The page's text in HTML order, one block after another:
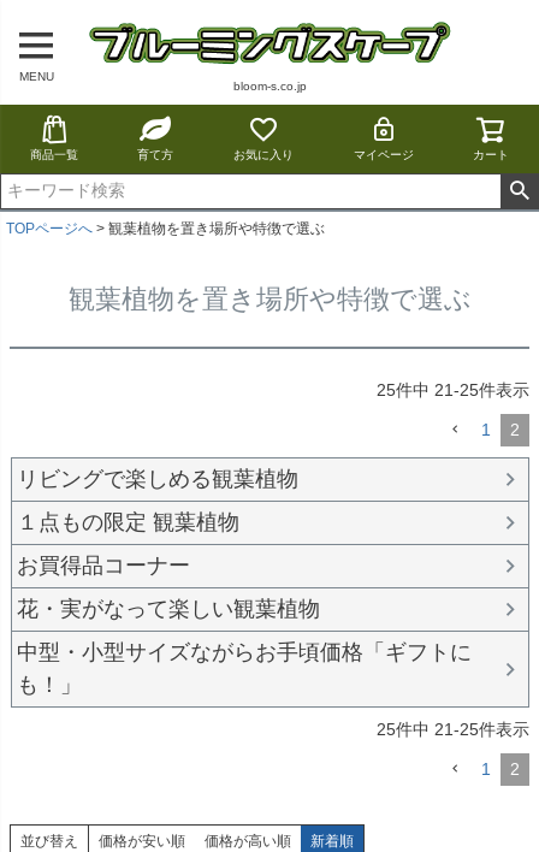
MENU
bloom-s.co.jp
商品一覧 育て方 お気に入り マイページ カート
TOPページへ 観葉植物を置き場所や特徴で選ぶ
観葉植物を置き場所や特徴で選ぶ
25件中 21-25件表示
1 2
リビングで楽しめる観葉植物
１点もの限定 観葉植物
お買得品コーナー
花・実がなって楽しい観葉植物
中型・小型サイズながらお手頃価格「ギフトに
も！」
25件中 21-25件表示
1 2
並び替え 価格が安い順 価格が高い順 新着順